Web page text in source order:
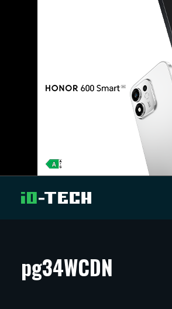
ARTIKKELIT
pg34WCDN